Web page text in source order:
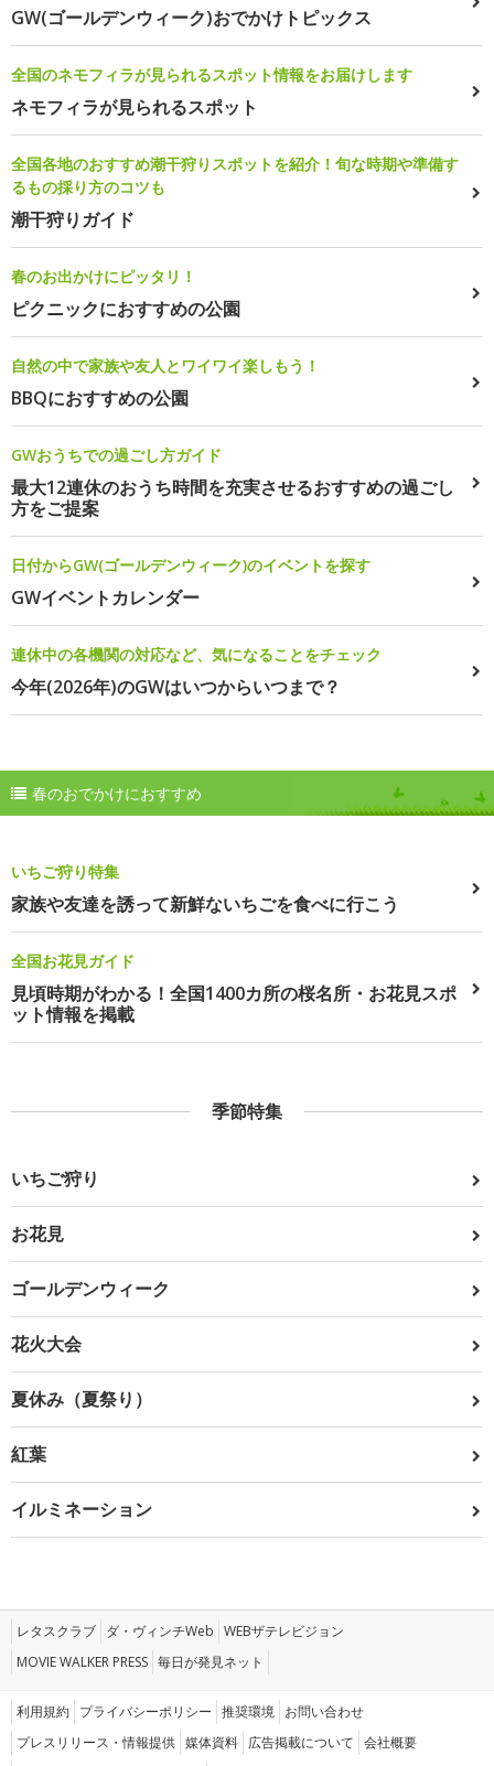
GW(ゴールデンウィーク)おでかけトピックス
全国のネモフィラが見られるスポット情報をお届けします
ネモフィラが見られるスポット
全国各地のおすすめ潮干狩りスポットを紹介！旬な時期や準備す
るもの採り方のコツも
潮干狩りガイド
春のお出かけにピッタリ！
ピクニックにおすすめの公園
自然の中で家族や友人とワイワイ楽しもう！
BBQにおすすめの公園
GWおうちでの過ごし方ガイド
最大12連休のおうち時間を充実させるおすすめの過ごし
方をご提案
日付からGW(ゴールデンウィーク)のイベントを探す
GWイベントカレンダー
連休中の各機関の対応など、気になることをチェック
今年(2026年)のGWはいつからいつまで？
春のおでかけにおすすめ
いちご狩り特集
家族や友達を誘って新鮮ないちごを食べに行こう
全国お花見ガイド
見頃時期がわかる！全国1400カ所の桜名所・お花見スポ
ット情報を掲載
季節特集
いちご狩り
お花見
ゴールデンウィーク
花火大会
夏休み（夏祭り）
紅葉
イルミネーション
レタスクラブ ダ・ヴィンチWeb WEBザテレビジョン
MOVIE WALKER PRESS 毎日が発見ネット
利用規約 プライバシーポリシー 推奨環境 お問い合わせ
プレスリリース・情報提供 媒体資料 広告掲載について 会社概要